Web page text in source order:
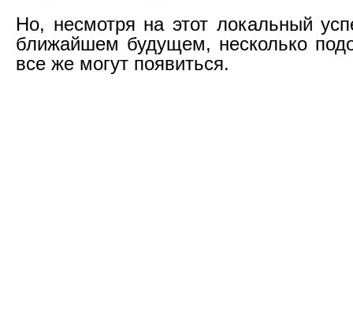
Но, несмотря на этот локальный
ближайшем будущем, несколько
все же могут появиться.